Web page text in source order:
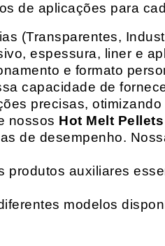
de aplicações para
(Transparentes,
espessura, liner e
e formato
capacidade de
precisas,
nossos Hot Melt
de desempenho.
produtos auxiliares
modelos